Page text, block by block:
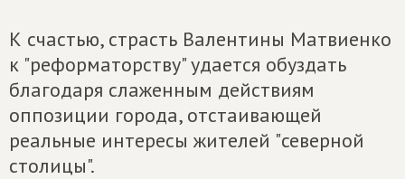
К счастью, страсть Валентины Матвиенко
к "реформаторству" удается обуздать
благодаря слаженным действиям
оппозиции города, отстаивающей
реальные интересы жителей "северной
столицы".